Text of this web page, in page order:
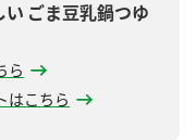
い ごま豆乳鍋つゆ
ら
はこちら